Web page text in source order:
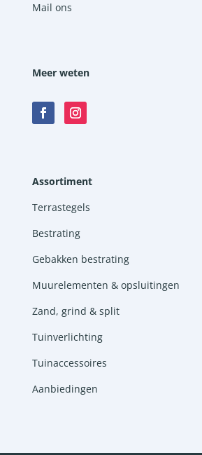
Mail ons
Meer weten
Assortiment
Terrastegels
Bestrating
Gebakken bestrating
Muurelementen & opsluitingen
Zand, grind & split
Tuinverlichting
Tuinaccessoires
Aanbiedingen